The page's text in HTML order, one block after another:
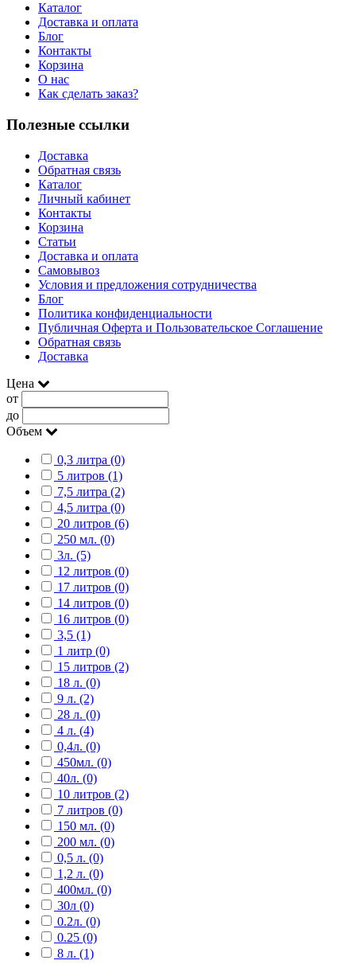
Каталог
Доставка и оплата
Блог
Контакты
Корзина
О нас
Как сделать заказ?
Полезные ссылки
Доставка
Обратная связь
Каталог
Личный кабинет
Контакты
Корзина
Статьи
Доставка и оплата
Самовывоз
Условия и предложения сотрудничества
Блог
Политика конфиденциальности
Публичная Оферта и Пользовательское Соглашение
Обратная связь
Доставка
Цена
от
до
Объем
0,3 литра (0)
5 литров (1)
7,5 литра (2)
4,5 литра (0)
20 литров (6)
250 мл. (0)
3л. (5)
12 литров (0)
17 литров (0)
14 литров (0)
16 литров (0)
3,5 (1)
1 литр (0)
15 литров (2)
18 л. (0)
9 л. (2)
28 л. (0)
4 л. (4)
0,4л. (0)
450мл. (0)
40л. (0)
10 литров (2)
7 литров (0)
150 мл. (0)
200 мл. (0)
0,5 л. (0)
1,2 л. (0)
400мл. (0)
30л (0)
0.2л. (0)
0.25 (0)
8 л. (1)